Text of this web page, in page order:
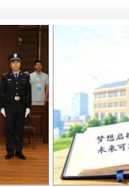
从幼